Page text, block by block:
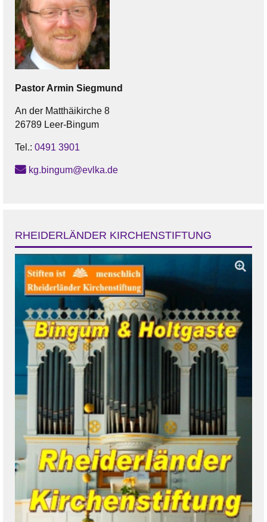
Pastor Armin Siegmund
An der Matthäikirche 8
26789 Leer-Bingum
Tel.: 0491 3901
kg.bingum@evlka.de
RHEIDERLÄNDER KIRCHENSTIFTUNG